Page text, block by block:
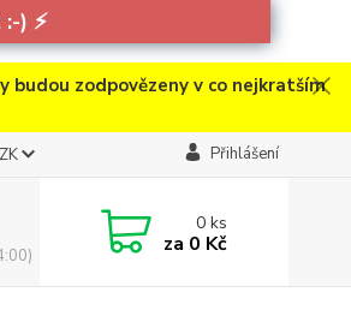
) ⚡
zodpovězeny v co nejkratším
Přihlášení
0ks
za 0 Kč